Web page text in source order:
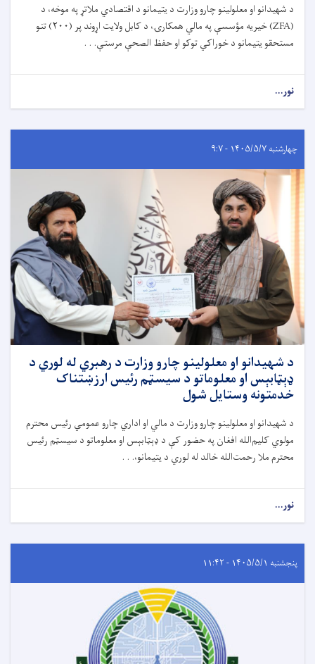
د شهیدانو او معلولینو چارو وزارت د یتیمانو د اقتصادي ملاتړ په موخه، د
(
ZFA) خیریه مؤسسې په مالي همکارۍ، د کابل ولایت اړوند پر (۲۰۰) تنو
مستحقو یتیمانو د خوراکي توکو او حفظ ‌الصحې مرستې. . .
نور...
چهارشنبه ۱۴۰۵/۵/۷ - ۹:۷
د شهیدانو او معلولینو چارو وزارت د رهبري له لوري د
ډېټابېس او معلوماتو د سیسټم رئیس ارزښتناک
خدمتونه وستایل شول
د شهیدانو او معلولینو چارو وزارت د مالي او اداري چارو عمومي رئیس محترم
مولوي کلیم‌الله افغان په حضور کې د ډېټابېس او معلوماتو د سیسټم رئیس
محترم ملا رحمت‌الله خالد له لوري د یتیمانو،. . .
نور...
پنجشنبه ۱۴۰۵/۵/۱ - ۱۱:۴۲